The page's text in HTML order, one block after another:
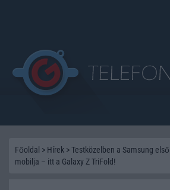
Főoldal > Hírek >Testközelben a Samsung
mobilja – itt a Galaxy Z TriFold!